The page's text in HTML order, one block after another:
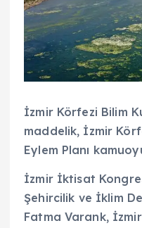
İzmir Körfezi Bilim
maddelik, İzmir
Eylem Planı
İzmir İktisat
Şehircilik ve İklim
Fatma Varank,